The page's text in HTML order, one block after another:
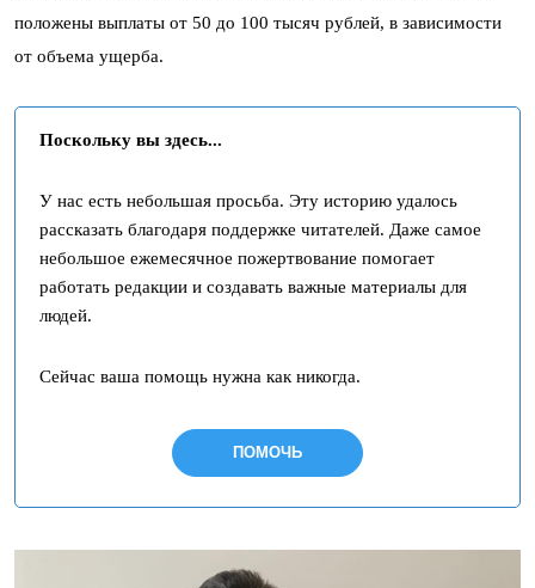
положены выплаты от 50 до 100 тысяч рублей, в зависимости
от объема ущерба.
Поскольку вы здесь...
У нас есть небольшая просьба. Эту историю удалось
рассказать благодаря поддержке читателей. Даже самое
небольшое ежемесячное пожертвование помогает
работать редакции и создавать важные материалы для
людей.
Сейчас ваша помощь нужна как никогда.
ПОМОЧЬ